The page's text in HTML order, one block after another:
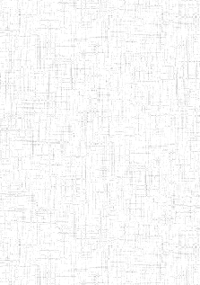
01/01/1975 ENIEG
01/01/1995 ENIEG
22/10/2002 ENIEG
17/08/2012 ENIEG